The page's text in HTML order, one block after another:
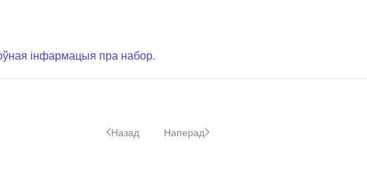
інфармацыя пра набор.
Назад Наперад